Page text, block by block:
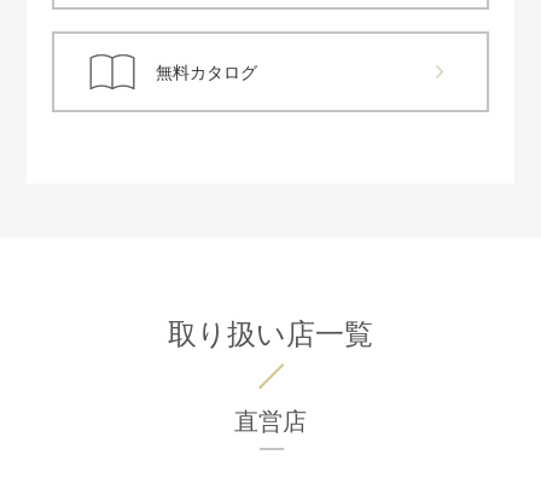
無料カタログ
取り扱い店一覧
直営店